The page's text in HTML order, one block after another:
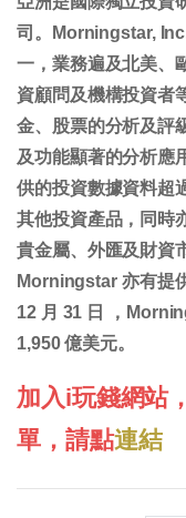
司。Morningstar,
一，業務遍及北美、
資顧問及機構投資者
金、股票的分析及評
及功能顯著的分析應
供的投資數據資料超
其他投資產品，同時
貴金屬、外匯及財資
Morningstar 亦有提
12 月 31 日 ，
1,950 億美元。
加入i玩錢網站
單，請點連結